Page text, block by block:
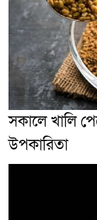
সকালে খালি
উপকারিতা